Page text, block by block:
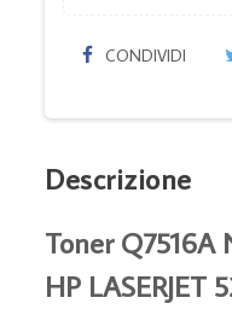
CONDIVIDI
Descrizione
Toner
HP LASERJET